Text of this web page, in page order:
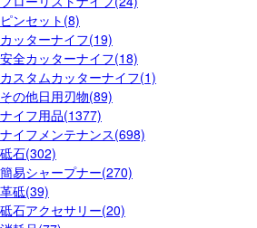
ピンセット(8)
カッターナイフ(19)
安全カッターナイフ(18)
カスタムカッターナイフ(1)
その他日用刃物(89)
ナイフ用品(1377)
ナイフメンテナンス(698)
砥石(302)
簡易シャープナー(270)
革砥(39)
砥石アクセサリー(20)